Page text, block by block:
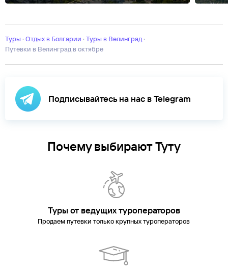
Туры · Отдых в Болгарии · Туры в Велинград ·
Путевки в Велинград в октябре
Подписывайтесь на нас в Telegram
Почему выбирают Туту
Туры от ведущих туроператоров
Продаем путевки только крупных туроператоров